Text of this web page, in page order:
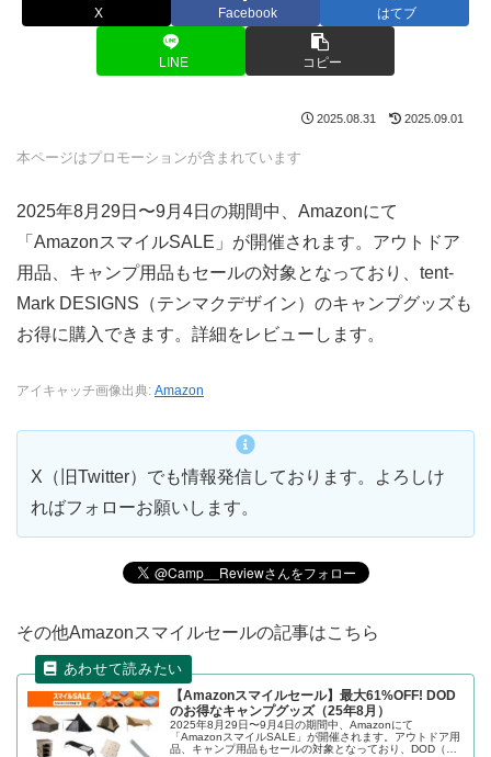
X Facebook はてブ
LINE コピー
2025.08.31 2025.09.01
本ページはプロモーションが含まれています
2025年8月29日〜9月4日の期間中、Amazonにて
「AmazonスマイルSALE」が開催されます。アウトドア
用品、キャンプ用品もセールの対象となっており、tent-
Mark DESIGNS（テンマクデザイン）のキャンプグッズも
お得に購入できます。詳細をレビューします。
アイキャッチ画像出典: Amazon
X（旧Twitter）でも情報発信しております。よろしけ
ればフォローお願いします。
その他Amazonスマイルセールの記事はこちら
【Amazonスマイルセール】最大61%OFF! DOD
のお得なキャンプグッズ（25年8月）
2025年8月29日〜9月4日の期間中、Amazonにて
「AmazonスマイルSALE」が開催されます。アウトドア用
品、キャンプ用品もセールの対象となっており、DOD（デ